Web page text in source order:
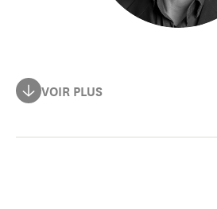
En 2009, Dejan Ubovic fonde et
européen pour la culture et le
nombreuses initiatives,
VOIR PLUS